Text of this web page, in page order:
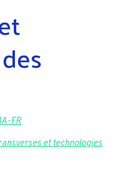
FR
et technologies